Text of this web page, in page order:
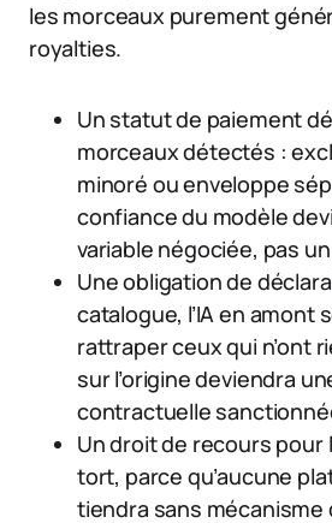
les morceaux purement
royalties.
Un statut de paiement
morceaux détectés :
minoré ou enveloppe
confiance du modèle
variable négociée, pas
Une obligation de
catalogue, l’IA en amont
rattraper ceux qui n’ont
sur l’origine deviendra
contractuelle
Un droit de recours pour
tort, parce qu’aucune
tiendra sans mécanisme